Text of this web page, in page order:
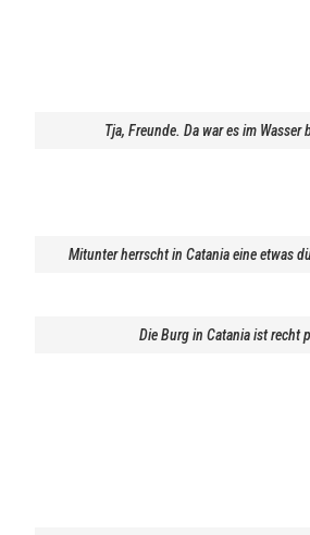
Tja, Freunde. Da war es im Wasser
Mitunter herrscht in Catania eine etwas
Die Burg in Catania ist recht